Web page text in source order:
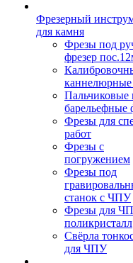
Фрезерный
для камня
Фрезы под
фрезер
Пальчиковые
барельефные
Фрезы для
работ
Фрезы с
погружением
Фрезы под
станок с ЧПУ
Фрезы для
поликристалл
Свёрла
для ЧПУ